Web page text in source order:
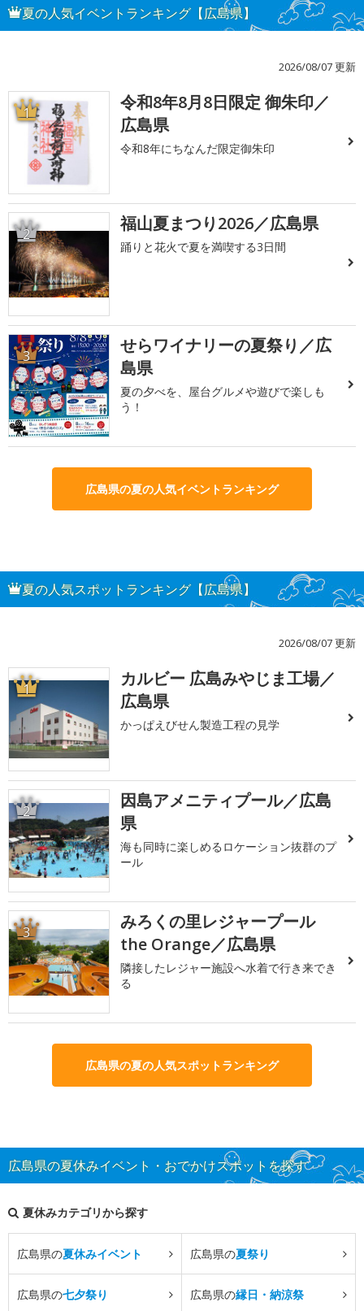
夏の人気イベントランキング【広島県】
2026/08/07 更新
1
令和8年8月8日限定 御朱印／
広島県
令和8年にちなんだ限定御朱印
2 福山夏まつり2026／広島県
踊りと花火で夏を満喫する3日間
3
せらワイナリーの夏祭り／広
島県
夏の夕べを、屋台グルメや遊びで楽しも
う！
広島県の夏の人気イベントランキング
夏の人気スポットランキング【広島県】
2026/08/07 更新
1
カルビー 広島みやじま工場／
広島県
かっぱえびせん製造工程の見学
2
因島アメニティプール／広島
県
海も同時に楽しめるロケーション抜群のプ
ール
3
みろくの里レジャープール
the Orange／広島県
隣接したレジャー施設へ水着で行き来でき
る
広島県の夏の人気スポットランキング
広島県の夏休みイベント・おでかけスポットを探す
夏休みカテゴリから探す
広島県の夏休みイベント 広島県の夏祭り
広島県の七夕祭り 広島県の縁日・納涼祭